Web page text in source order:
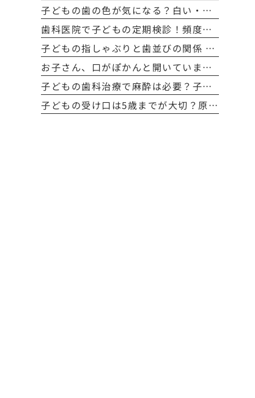
子どもの歯の色が気になる？白い・黄色い・茶色い原因と対処法をわかりやすく解説
歯科医院で子どもの定期検診！頻度や費用、検査内容を詳しく解説
子どもの指しゃぶりと歯並びの関係 〜見過ごさないために知っておきたい影響と対策〜
お子さん、口がぽかんと開いていませんか？ 〜口呼吸と歯並びの深い関係、そして見逃したくないサイン〜
子どもの歯科治療で麻酔は必要？子どもの治療で知っておきたいポイント
子どもの受け口は5歳までが大切？原因・予防・治し方をやさしく解説